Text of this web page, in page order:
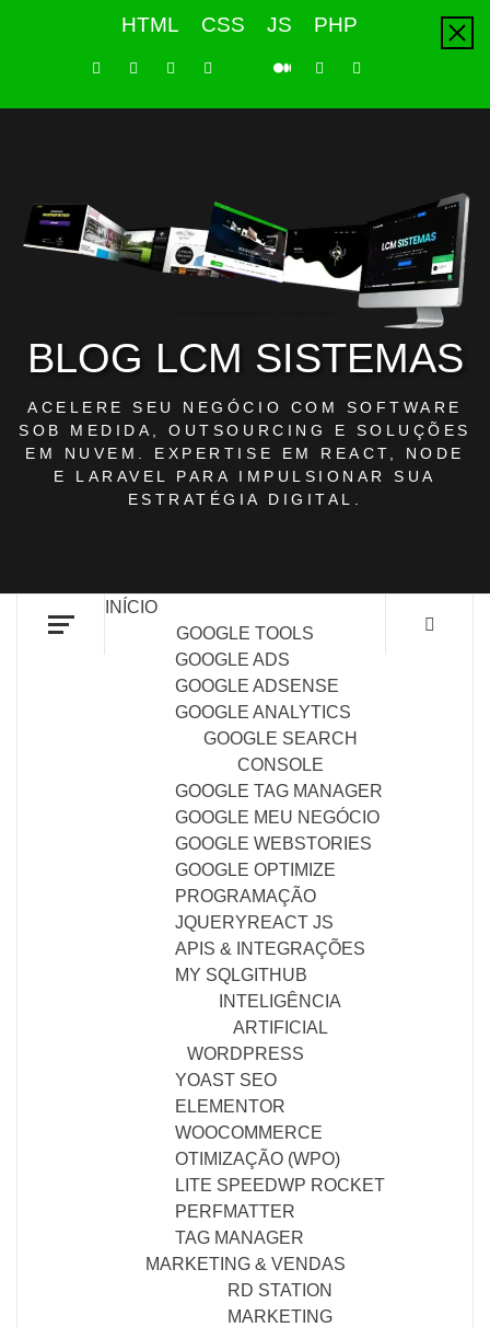
HTML CSS JS PHP
LinkedInInstagramFacebookYoutube PinterestTiktok
BLOG LCM SISTEMAS
ACELERE SEU NEGÓCIO COM SOFTWARE
SOB MEDIDA, OUTSOURCING E SOLUÇÕES
EM NUVEM. EXPERTISE EM REACT, NODE
E LARAVEL PARA IMPULSIONAR SUA
ESTRATÉGIA DIGITAL.
INÍCIO
GOOGLE TOOLS
GOOGLE ADS
GOOGLE ADSENSE
GOOGLE ANALYTICS
GOOGLE SEARCH
CONSOLE
GOOGLE TAG MANAGER
GOOGLE MEU NEGÓCIO
GOOGLE WEBSTORIES
GOOGLE OPTIMIZE
PROGRAMAÇÃO
JQUERYREACT JS
APIS & INTEGRAÇÕES
MY SQLGITHUB
INTELIGÊNCIA
ARTIFICIAL
WORDPRESS
YOAST SEO
ELEMENTOR
WOOCOMMERCE
OTIMIZAÇÃO (WPO)
LITE SPEEDWP ROCKET
PERFMATTER
TAG MANAGER
MARKETING & VENDAS
RD STATION
MARKETING